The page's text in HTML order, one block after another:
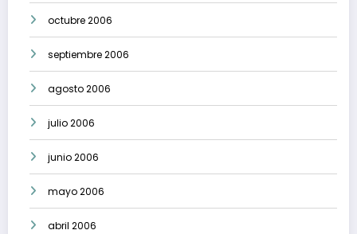
octubre 2006
septiembre 2006
agosto 2006
julio 2006
junio 2006
mayo 2006
abril 2006